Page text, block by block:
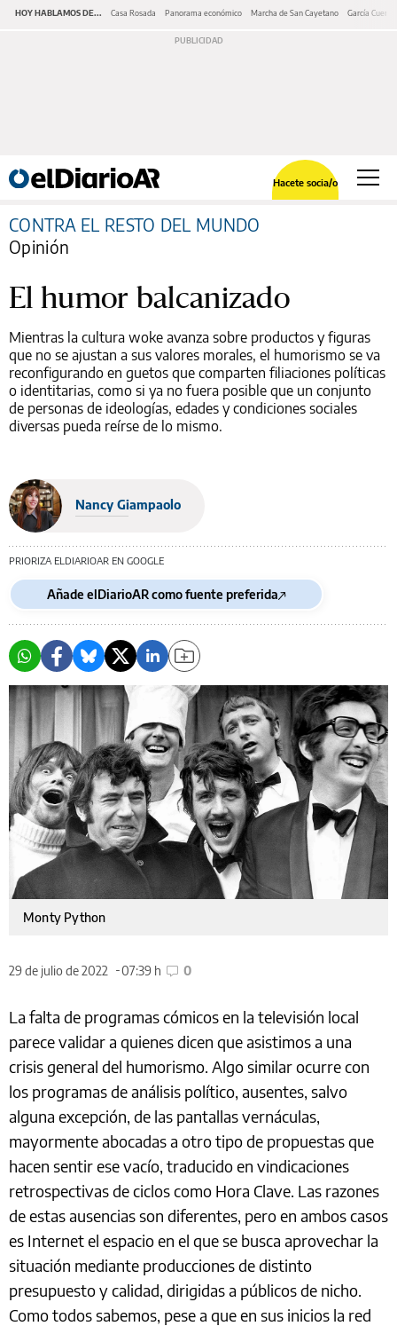
HOY HABLAMOS DE... Casa Rosada Panorama económico Marcha de San Cayetano García Cuerva
Hacete socia/o
CONTRA EL RESTO DEL MUNDO
Opinión
El humor balcanizado
Mientras la cultura woke avanza sobre productos y figuras
que no se ajustan a sus valores morales, el humorismo se va
reconfigurando en guetos que comparten filiaciones políticas
o identitarias, como si ya no fuera posible que un conjunto
de personas de ideologías, edades y condiciones sociales
diversas pueda reírse de lo mismo.
Nancy Giampaolo
PRIORIZA ELDIARIOAR EN GOOGLE
Añade elDiarioAR como fuente preferida
Monty Python
29 de julio de 2022 07:39 h 0
La falta de programas cómicos en la televisión local
parece validar a quienes dicen que asistimos a una
crisis general del humorismo. Algo similar ocurre con
los programas de análisis político, ausentes, salvo
alguna excepción, de las pantallas vernáculas,
mayormente abocadas a otro tipo de propuestas que
hacen sentir ese vacío, traducido en vindicaciones
retrospectivas de ciclos como Hora Clave. Las razones
de estas ausencias son diferentes, pero en ambos casos
es Internet el espacio en el que se busca aprovechar la
situación mediante producciones de distinto
presupuesto y calidad, dirigidas a públicos de nicho.
Como todos sabemos, pese a que en sus inicios la red